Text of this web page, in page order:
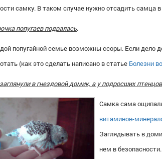
самку. В таком случае нужно отсадить
попугаев подралась.
попугайной семье возможны ссоры. Если дело
(как это сделать написано в статье Болезни
в гнездовой домик, а у подросших
Самка сама
витаминов-
Заглядывать в
нем в